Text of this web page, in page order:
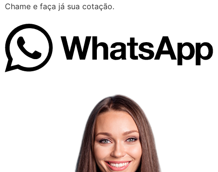
Chame e faça já sua cotação.